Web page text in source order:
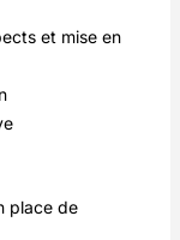
et mise en
place de